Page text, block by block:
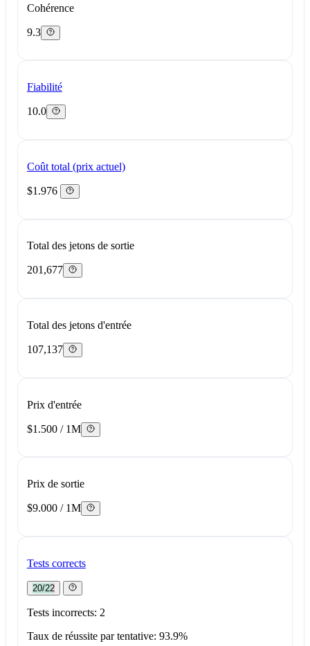
Cohérence
9.3
Fiabilité
10.0
Coût total (prix actuel)
$1.976
Total des jetons de sortie
201,677
Total des jetons d'entrée
107,137
Prix d'entrée
$1.500 / 1M
Prix de sortie
$9.000 / 1M
Tests corrects
20/22
Tests incorrects: 2
Taux de réussite par tentative: 93.9%